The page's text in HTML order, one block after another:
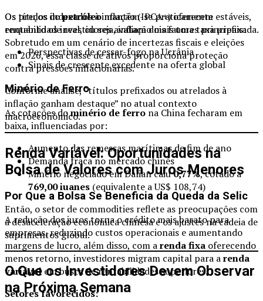
Os preços dopetróleomantêm-se praticamente estáveis,
enquanto os investidores avaliam dois fatores principais:
Perspectivas de cessar-fogo na Ucrânia
Sinais de crescente excedente na oferta global
Minério de Ferro
As cotações dominério de ferro na China fecharam em
baixa, influenciadas por:
Aumento das remessas marítimas de fim de ano
Demanda fraca no mercado chinês
Minério negociado em Dalian caiu0,77%, cotado a
769,00 iuanes (equivalente a US$ 108,74)
Então, o setor de commodities reflete as preocupações com
a desaceleração econômica chinesa e os ajustes na cadeia de
suprimentos global.
O Que os Investidores Devem Observar
na Próxima Semana
Os títulos indexados à inflação (IPCA+) oferecem
rentabilidade real, ou seja, inflação mais uma taxa prefixada.
Sobretudo em um cenário de incertezas fiscais e eleições
em 2026, essa classe de ativos proporciona proteção
contra pressões inflacionárias.
Conforme análise, “títulos prefixados ou atrelados à
inflação ganham destaque” no atual contexto
macroeconômico.
Renda Variável: Oportunidades na
Bolsa de Valores com Juros Menores
Por Que a Bolsa Se Beneficia da Queda da Selic
A redução dos juros torna o crédito mais barato para
empresas, reduzindo custos operacionais e aumentando
margens de lucro, além disso, com arenda fixa oferecendo
menos retorno, investidores migram capital para arenda
variávelem busca de rentabilidades superiores.
Setores favorecidos: